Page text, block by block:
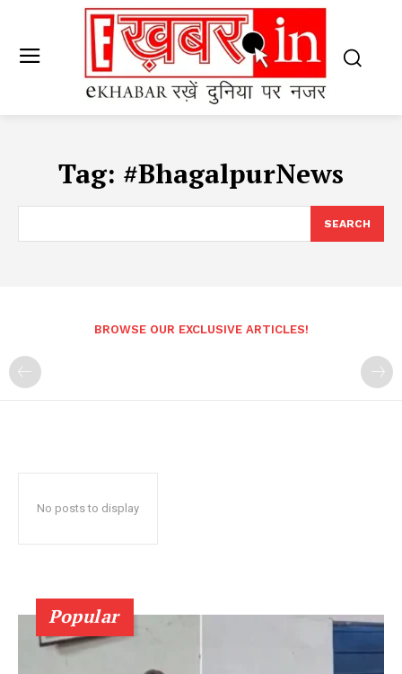
Tag: #BhagalpurNews
SEARCH
BROWSE OUR EXCLUSIVE ARTICLES!
No posts to display
Popular